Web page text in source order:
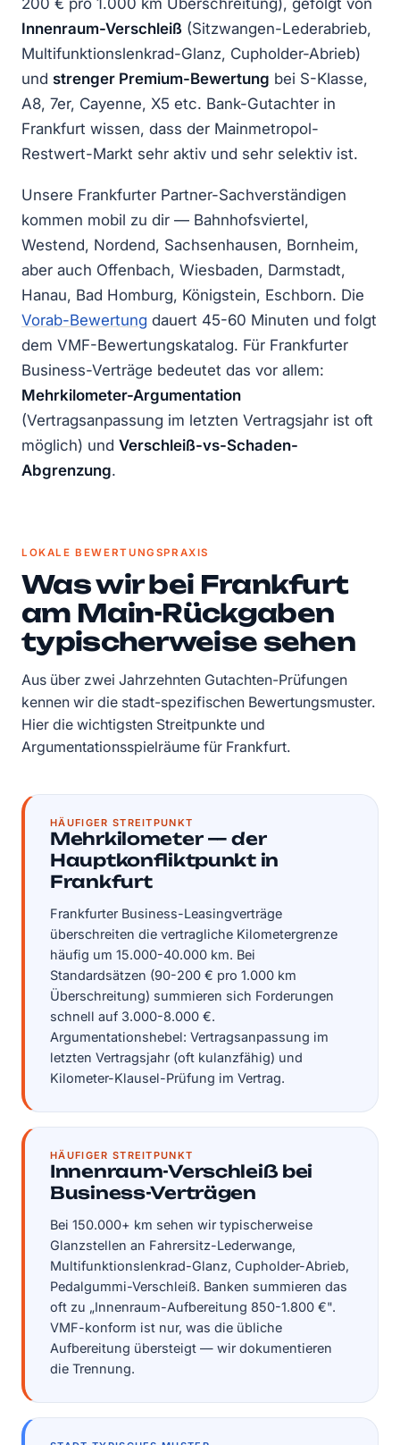
200 € pro 1.000 km Überschreitung), gefolgt von
Innenraum-Verschleiß (Sitzwangen-Lederabrieb,
Multifunktionslenkrad-Glanz, Cupholder-Abrieb)
und strenger Premium-Bewertung bei S-Klasse,
A8, 7er, Cayenne, X5 etc. Bank-Gutachter in
Frankfurt wissen, dass der Mainmetropol-
Restwert-Markt sehr aktiv und sehr selektiv ist.
Unsere Frankfurter Partner-Sachverständigen
kommen mobil zu dir — Bahnhofsviertel,
Westend, Nordend, Sachsenhausen, Bornheim,
aber auch Offenbach, Wiesbaden, Darmstadt,
Hanau, Bad Homburg, Königstein, Eschborn. Die
Vorab-Bewertung dauert 45-60 Minuten und folgt
dem VMF-Bewertungskatalog. Für Frankfurter
Business-Verträge bedeutet das vor allem:
Mehrkilometer-Argumentation
(Vertragsanpassung im letzten Vertragsjahr ist oft
möglich) und Verschleiß-vs-Schaden-
Abgrenzung.
LOKALE BEWERTUNGSPRAXIS
Was wir bei Frankfurt
am Main-Rückgaben
typischerweise sehen
Aus über zwei Jahrzehnten Gutachten-Prüfungen
kennen wir die stadt-spezifischen Bewertungsmuster.
Hier die wichtigsten Streitpunkte und
Argumentationsspielräume für Frankfurt.
HÄUFIGER STREITPUNKT
Mehrkilometer — der
Hauptkonfliktpunkt in
Frankfurt
Frankfurter Business-Leasingverträge
überschreiten die vertragliche Kilometergrenze
häufig um 15.000-40.000 km. Bei
Standardsätzen (90-200 € pro 1.000 km
Überschreitung) summieren sich Forderungen
schnell auf 3.000-8.000 €.
Argumentationshebel: Vertragsanpassung im
letzten Vertragsjahr (oft kulanzfähig) und
Kilometer-Klausel-Prüfung im Vertrag.
HÄUFIGER STREITPUNKT
Innenraum-Verschleiß bei
Business-Verträgen
Bei 150.000+ km sehen wir typischerweise
Glanzstellen an Fahrersitz-Lederwange,
Multifunktionslenkrad-Glanz, Cupholder-Abrieb,
Pedalgummi-Verschleiß. Banken summieren das
oft zu „Innenraum-Aufbereitung 850-1.800 €".
VMF-konform ist nur, was die übliche
Aufbereitung übersteigt — wir dokumentieren
die Trennung.